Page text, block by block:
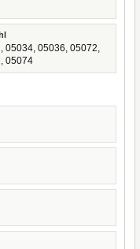
05034, 05036, 05072,
05074